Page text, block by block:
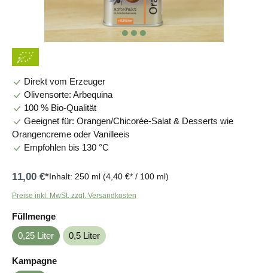
Direkt vom Erzeuger
Olivensorte: Arbequina
100 % Bio-Qualität
Geeignet für: Orangen/Chicorée-Salat & Desserts wie
Orangencreme oder Vanilleeis
Empfohlen bis 130 °C
11,00 €*Inhalt: 250 ml (4,40 €* / 100 ml)
Preise inkl. MwSt. zzgl. Versandkosten
Füllmengeauswählen
0,25 Liter
0,5 Liter
Kampagneauswählen